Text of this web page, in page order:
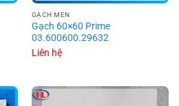
GẠCH MEN
Gạch 60×60 Prime
03.600600.29632
Liên hệ